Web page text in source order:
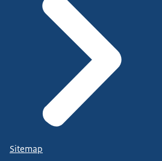
Sitemap